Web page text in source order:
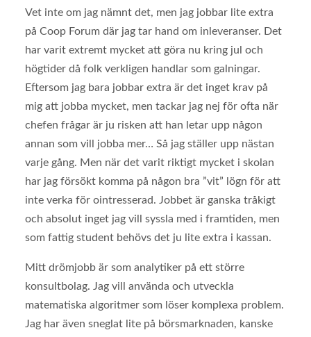
Vet inte om jag nämnt det, men jag jobbar lite extra
på Coop Forum där jag tar hand om inleveranser. Det
har varit extremt mycket att göra nu kring jul och
högtider då folk verkligen handlar som galningar.
Eftersom jag bara jobbar extra är det inget krav på
mig att jobba mycket, men tackar jag nej för ofta när
chefen frågar är ju risken att han letar upp någon
annan som vill jobba mer… Så jag ställer upp nästan
varje gång. Men när det varit riktigt mycket i skolan
har jag försökt komma på någon bra ”vit” lögn för att
inte verka för ointresserad. Jobbet är ganska tråkigt
och absolut inget jag vill syssla med i framtiden, men
som fattig student behövs det ju lite extra i kassan.
Mitt drömjobb är som analytiker på ett större
konsultbolag. Jag vill använda och utveckla
matematiska algoritmer som löser komplexa problem.
Jag har även sneglat lite på börsmarknaden, kanske